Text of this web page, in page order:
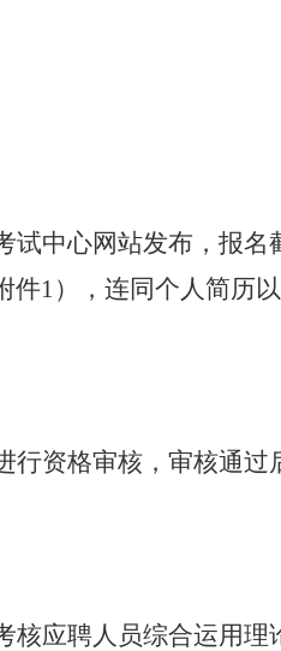
试中心网站发布，报名
1），连同个人简历
行资格审核，审核通
核应聘人员综合运用